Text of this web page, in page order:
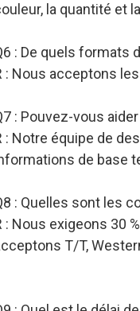
la quantité et
: De quels formats
: Nous acceptons les
: Pouvez-vous
: Notre équipe de
de base
: Quelles sont les
: Nous exigeons 30
T/T,